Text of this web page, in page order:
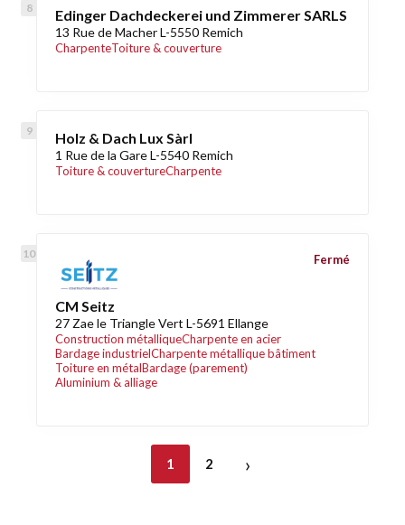
Edinger Dachdeckerei und Zimmerer SARLS
13 Rue de Macher L-5550 Remich
CharpenteToiture & couverture
Holz & Dach Lux Sàrl
1 Rue de la Gare L-5540 Remich
Toiture & couvertureCharpente
CM Seitz
27 Zae le Triangle Vert L-5691 Ellange
Construction métalliqueCharpente en acier
Bardage industrielCharpente métallique bâtiment
Toiture en métalBardage (parement)
Aluminium & alliage
Fermé
1 2 ›